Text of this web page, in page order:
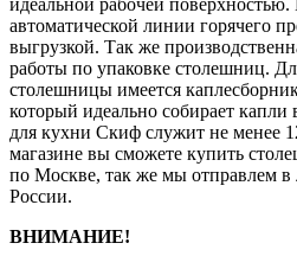
идеальной рабочей
автоматической линии горячего
выгрузкой. Так же
работы по упаковке столешниц.
столешницы имеется
который идеально собирает
для кухни Скиф служит не менее
магазине вы сможете купить
по Москве, так же мы отправлем в
России.
ВНИМАНИЕ!